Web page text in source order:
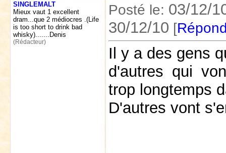
SINGLEMALT
Mieux vaut 1 excellent
dram...que 2 médiocres .(Life
is too short to drink bad
whisky).......Denis
(Rédacteur)
Posté le: 03/12/
30/12/10 [
Il y a des gens
d'autres qui
trop longtemps
D'autres vont